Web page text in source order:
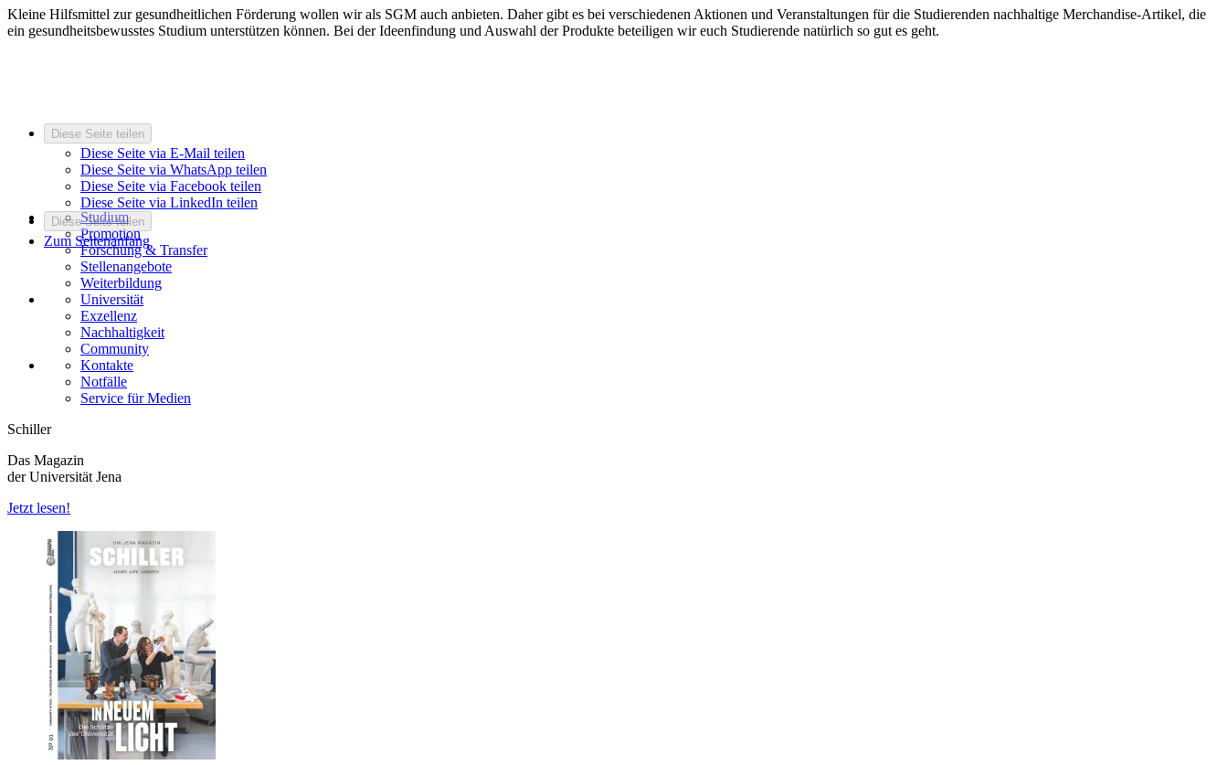
Kleine Hilfsmittel zur gesundheitlichen Förderung wollen wir als SGM auch anbieten. Daher gibt es bei verschiedenen Aktionen und Veranstaltungen für die Studierenden nachhaltige Merchandise-Artikel, die
ein gesundheitsbewusstes Studium unterstützen können. Bei der Ideenfindung und Auswahl der Produkte beteiligen wir euch Studierende natürlich so gut es geht.
Diese Seite teilen
Diese Seite via E-Mail teilen
Diese Seite via WhatsApp teilen
Diese Seite via Facebook teilen
Diese Seite via LinkedIn teilen
Diese Seite teilen
Zum Seitenanfang
Studium
Promotion
Forschung & Transfer
Stellenangebote
Weiterbildung
Universität
Exzellenz
Nachhaltigkeit
Community
Kontakte
Notfälle
Service für Medien
Schiller
Das Magazin
der Universität Jena
Jetzt lesen!